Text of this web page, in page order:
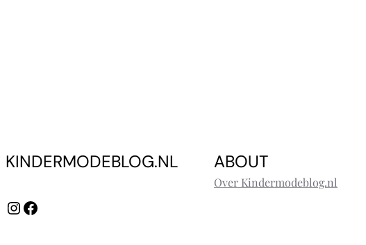
KINDERMODEBLOG.NL
InstagramFacebook
ABOUT
Over Kindermodeblog.nl